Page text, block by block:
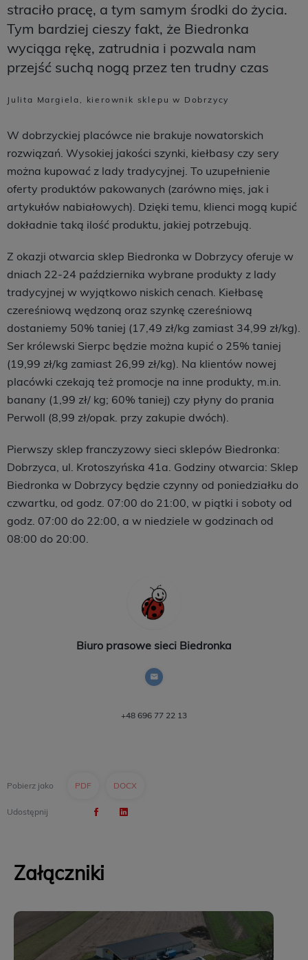
straciło pracę, a tym samym środki do życia.
Tym bardziej cieszy fakt, że Biedronka
wyciąga rękę, zatrudnia i pozwala nam
przejść suchą nogą przez ten trudny czas
Julita Margiela, kierownik sklepu w Dobrzycy
W dobrzyckiej placówce nie brakuje nowatorskich
rozwiązań. Wysokiej jakości szynki, kiełbasy czy sery
można kupować z lady tradycyjnej. To uzupełnienie
oferty produktów pakowanych (zarówno mięs, jak i
artykułów nabiałowych). Dzięki temu, klienci mogą kupić
dokładnie taką ilość produktu, jakiej potrzebują.
Z okazji otwarcia sklep Biedronka w Dobrzycy oferuje w
dniach 22-24 października wybrane produkty z lady
tradycyjnej w wyjątkowo niskich cenach. Kiełbasę
czereśniową wędzoną oraz szynkę czereśniową
dostaniemy 50% taniej (17,49 zł/kg zamiast 34,99 zł/kg).
Ser królewski Sierpc będzie można kupić o 25% taniej
(19,99 zł/kg zamiast 26,99 zł/kg). Na klientów nowej
placówki czekają też promocje na inne produkty, m.in.
banany (1,99 zł/ kg; 60% taniej) czy płyny do prania
Perwoll (8,99 zł/opak. przy zakupie dwóch).
Pierwszy sklep franczyzowy sieci sklepów Biedronka:
Dobrzyca, ul. Krotoszyńska 41a. Godziny otwarcia: Sklep
Biedronka w Dobrzycy będzie czynny od poniedziałku do
czwartku, od godz. 07:00 do 21:00, w piątki i soboty od
godz. 07:00 do 22:00, a w niedziele w godzinach od
08:00 do 20:00.
Biuro prasowe sieci Biedronka
+48 696 77 22 13
Pobierz jako PDF DOCX
Udostępnij
Załączniki